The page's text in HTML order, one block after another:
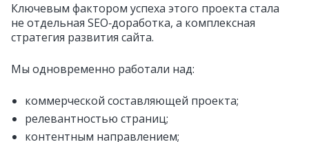
Ключевым фактором успеха этого проекта стала
не отдельная SEO‑доработка, а комплексная
стратегия развития сайта.
Мы одновременно работали над:
коммерческой составляющей проекта;
релевантностью страниц;
контентным направлением;